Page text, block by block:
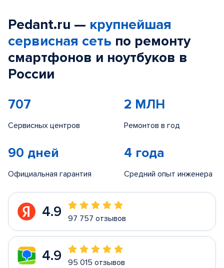
Pedant.ru — крупнейшая
сервисная сеть по ремонту
смартфонов и ноутбуков в
России
707
Сервисных центров
2 МЛН
Ремонтов в год
90 дней
Официальная гарантия
4 года
Средний опыт инженера
4.9 97 757 отзывов
4.9 95 015 отзывов